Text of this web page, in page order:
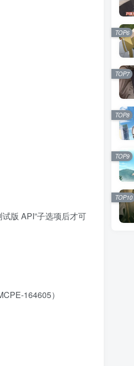
版 API”子选项后才可
164605）
TOP6
TOP7
TOP8
TOP9
TOP10